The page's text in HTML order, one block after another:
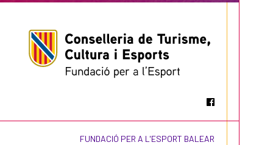
FUNDACIÓ PER A L'ESPORT BALEAR